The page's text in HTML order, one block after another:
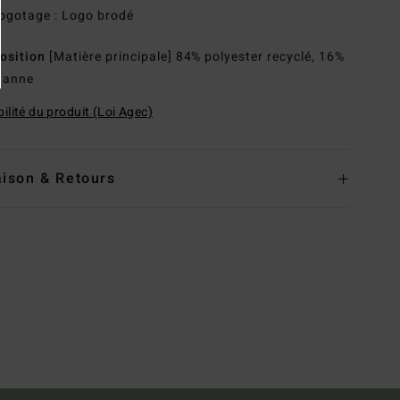
Logotage : Logo brodé
[Matière principale] 84% polyester recyclé, 16%
du produit (Loi Agec)
& Retours